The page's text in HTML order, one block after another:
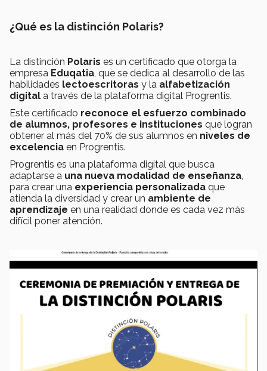
¿Qué es la distinción Polaris?
La distinción Polaris es un certificado que otorga la
empresa Eduqatia, que se dedica al desarrollo de las
habilidades lectoescritoras y la alfabetización
digital a través de la plataforma digital Progrentis.
Este certificado reconoce el esfuerzo combinado
de alumnos, profesores e instituciones que logran
obtener al más del 70% de sus alumnos en niveles de
excelencia en Progrentis.
Progrentis es una plataforma digital que busca
adaptarse a una nueva modalidad de enseñanza,
para crear una experiencia personalizada que
atienda la diversidad y crear un ambiente de
aprendizaje en una realidad donde es cada vez más
difícil poner atención.